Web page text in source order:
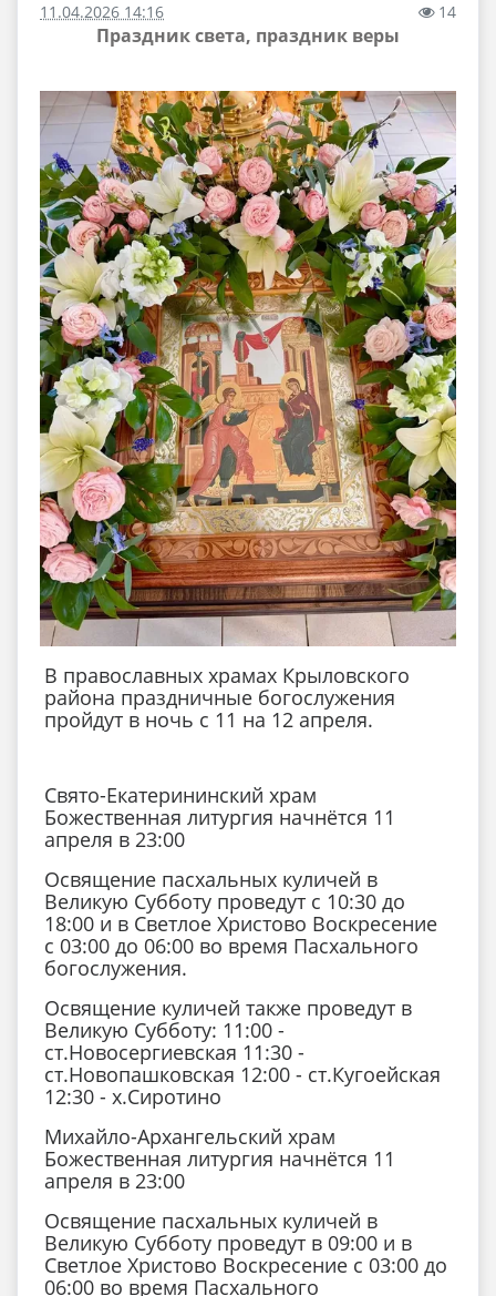
11.04.2026 14:16 14
Праздник света, праздник веры
В православных храмах Крыловского
района праздничные богослужения
пройдут в ночь с 11 на 12 апреля.
Свято-Екатерининский храм
Божественная литургия начнётся 11
апреля в 23:00
Освящение пасхальных куличей в
Великую Субботу проведут с 10:30 до
18:00 и в Светлое Христово Воскресение
с 03:00 до 06:00 во время Пасхального
богослужения.
Освящение куличей также проведут в
Великую Субботу: 11:00 -
ст.Новосергиевская 11:30 -
ст.Новопашковская 12:00 - ст.Кугоейская
12:30 - х.Сиротино
Михайло-Архангельский храм
Божественная литургия начнётся 11
апреля в 23:00
Освящение пасхальных куличей в
Великую Субботу проведут в 09:00 и в
Светлое Христово Воскресение с 03:00 до
06:00 во время Пасхального